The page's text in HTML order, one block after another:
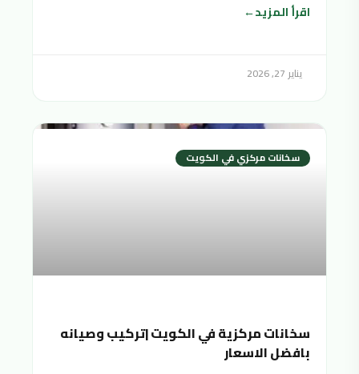
اقرأ المزيد
يناير 27, 2026
سخانات مركزي في الكويت
سخانات مركزية في الكويت |تركيب وصيانه
بافضل الاسعار